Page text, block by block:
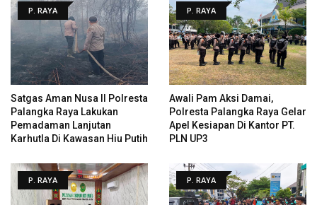
P. RAYA
Satgas Aman Nusa II Polresta
Palangka Raya Lakukan
Pemadaman Lanjutan
Karhutla Di Kawasan Hiu Putih
P. RAYA
Awali Pam Aksi Damai,
Polresta Palangka Raya Gelar
Apel Kesiapan Di Kantor PT.
PLN UP3
P. RAYA P. RAYA